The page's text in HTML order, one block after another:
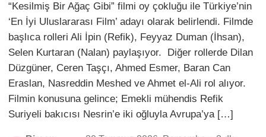
“Kesilmiş Bir Ağaç Gibi” filmi oy çokluğu ile Türkiye’nin
‘En İyi Uluslararası Film’ adayı olarak belirlendi. Filmde
başlıca rolleri Ali İpin (Refik), Feyyaz Duman (İhsan),
Selen Kurtaran (Nalan) paylaşıyor. Diğer rollerde Dilan
Düzgüner, Ceren Taşçı, Ahmed Esmer, Baran Can
Eraslan, Nasreddin Meshed ve Ahmet el-Ali rol alıyor.
Filmin konusuna gelince; Emekli mühendis Refik
Suriyeli bakıcısı Nesrin’e iki oğluyla Avrupa’ya […]